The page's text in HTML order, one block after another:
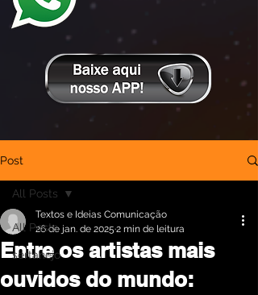
Post
All Posts
sertanejo
All Posts
Entre os artistas mais
ouvidos do mundo:
Textos e Ideias Comunicação
26 de jan. de 2025 2 min de leitura